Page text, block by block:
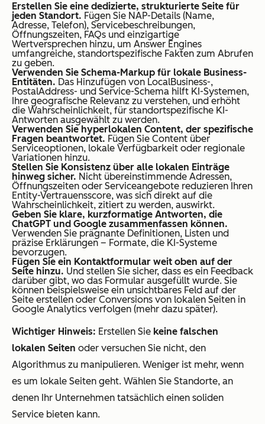
Erstellen Sie eine dedizierte, strukturierte Seite für
jeden Standort. Fügen Sie NAP-Details (Name,
Adresse, Telefon), Servicebeschreibungen,
Öffnungszeiten, FAQs und einzigartige
Wertversprechen hinzu, um Answer Engines
umfangreiche, standortspezifische Fakten zum Abrufen
zu geben.
Verwenden Sie Schema-Markup für lokale Business-
Entitäten. Das Hinzufügen von LocalBusiness-,
PostalAddress- und Service-Schema hilft KI-Systemen,
Ihre geografische Relevanz zu verstehen, und erhöht
die Wahrscheinlichkeit, für standortspezifische KI-
Antworten ausgewählt zu werden.
Verwenden Sie hyperlokalen Content, der spezifische
Fragen beantwortet. Fügen Sie Content über
Serviceoptionen, lokale Verfügbarkeit oder regionale
Variationen hinzu.
Stellen Sie Konsistenz über alle lokalen Einträge
hinweg sicher. Nicht übereinstimmende Adressen,
Öffnungszeiten oder Serviceangebote reduzieren Ihren
Entity-Vertrauensscore, was sich direkt auf die
Wahrscheinlichkeit, zitiert zu werden, auswirkt.
Geben Sie klare, kurzformatige Antworten, die
ChatGPT und Google zusammenfassen können.
Verwenden Sie prägnante Definitionen, Listen und
präzise Erklärungen – Formate, die KI-Systeme
bevorzugen.
Fügen Sie ein Kontaktformular weit oben auf der
Seite hinzu. Und stellen Sie sicher, dass es ein Feedback
darüber gibt, wo das Formular ausgefüllt wurde. Sie
können beispielsweise ein unsichtbares Feld auf der
Seite erstellen oder Conversions von lokalen Seiten in
Google Analytics verfolgen (mehr dazu später).
Wichtiger Hinweis: Erstellen Sie keine falschen
lokalen Seiten oder versuchen Sie nicht, den
Algorithmus zu manipulieren. Weniger ist mehr, wenn
es um lokale Seiten geht. Wählen Sie Standorte, an
denen Ihr Unternehmen tatsächlich einen soliden
Service bieten kann.